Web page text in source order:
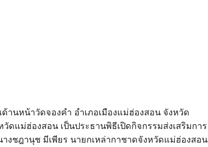
านหน้าวัดจองคำ อำเภอเมืองแม่ฮ่องสอน จังหวัด
ดแม่ฮ่องสอน เป็นประธานพิธีเปิดกิจกรรมส่งเสริมการ
งชฎานุช มีเพียร นายกเหล่ากาชาดจังหวัดแม่ฮ่องสอน